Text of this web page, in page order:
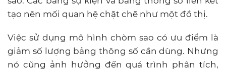
tạo nên mối quan hệ chặt chẽ như một đồ thị.
Việc sử dụng mô hình chòm sao có ưu điểm là
giảm số lượng bảng thông số cần dùng. Nhưng
nó cũng ảnh hưởng đến quá trình phân tích,